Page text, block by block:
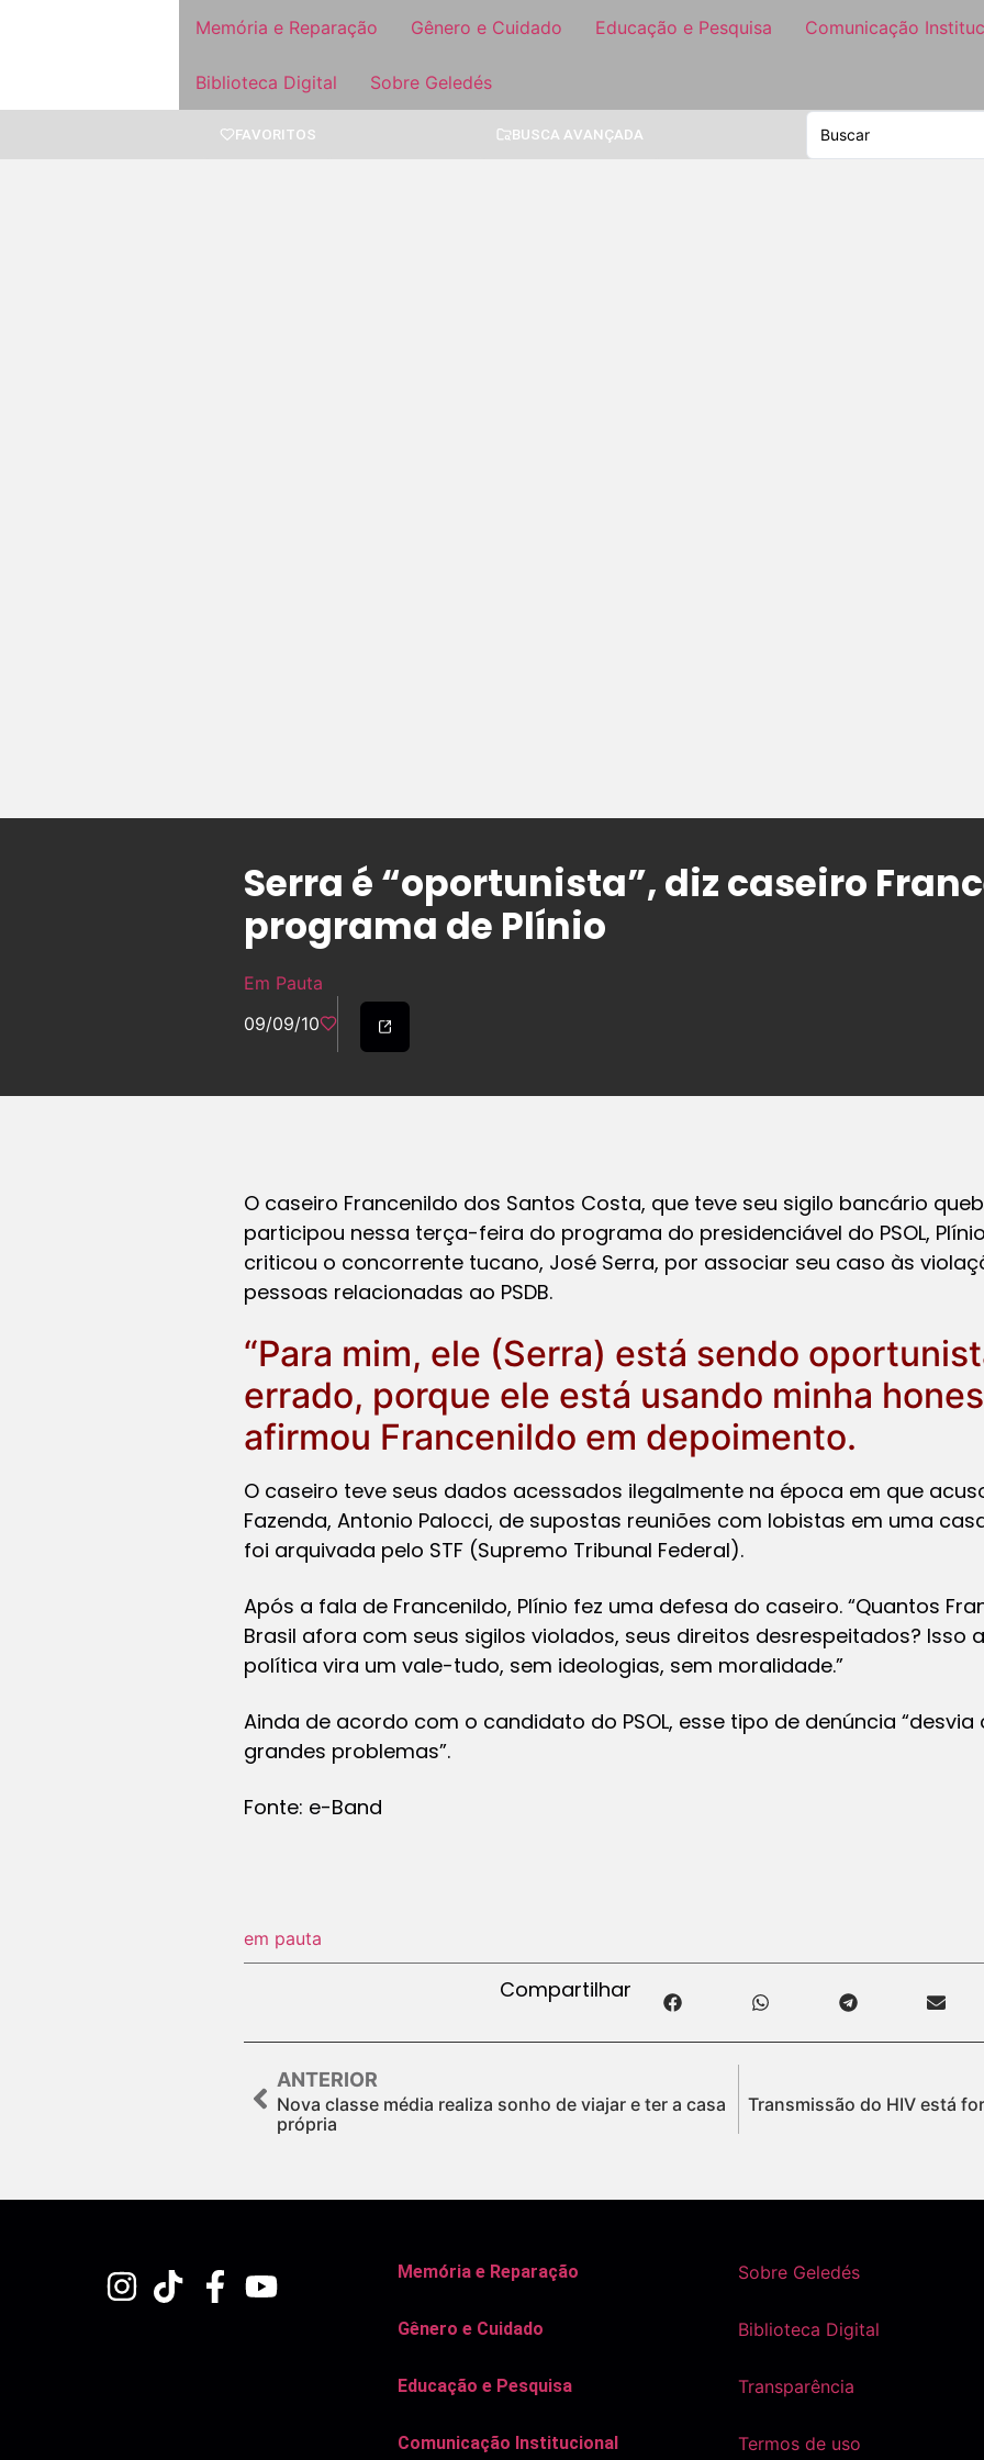
Memória e Reparação Gênero e Cuidado Educação e Pesquisa Comunicação
Biblioteca Digital Sobre Geledés
FAVORITOS BUSCA AVANÇADA
Serra é “oportunista”, diz caseiro
programa de Plínio
Em Pauta
09/09/10
O caseiro Francenildo dos Santos Costa, que teve seu sigilo bancário
participou nessa terça-feira do programa do presidenciável do PSOL,
criticou o concorrente tucano, José Serra, por associar seu caso às
pessoas relacionadas ao PSDB.
“Para mim, ele (Serra) está sendo
errado, porque ele está usando minha
afirmou Francenildo em depoimento.
O caseiro teve seus dados acessados ilegalmente na época em que
Fazenda, Antonio Palocci, de supostas reuniões com lobistas em uma
foi arquivada pelo STF (Supremo Tribunal Federal).
Após a fala de Francenildo, Plínio fez uma defesa do caseiro. “Quantos
Brasil afora com seus sigilos violados, seus direitos desrespeitados? Isso
política vira um vale-tudo, sem ideologias, sem moralidade.”
Ainda de acordo com o candidato do PSOL, esse tipo de denúncia
grandes problemas”.
Fonte: e-Band
em pauta
Compartilhar
ANTERIOR
Nova classe média realiza sonho de viajar e ter a casa
própria
Transmissão do HIV está
Memória e Reparação
Gênero e Cuidado
Educação e Pesquisa
Comunicação Institucional
Sobre Geledés
Biblioteca Digital
Transparência
Termos de uso